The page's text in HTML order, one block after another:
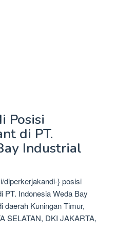
Posisi
di PT.
Industrial
diperkerjakandi-} posisi
PT. Indonesia Weda Bay
daerah Kuningan Timur,
SELATAN, DKI JAKARTA,